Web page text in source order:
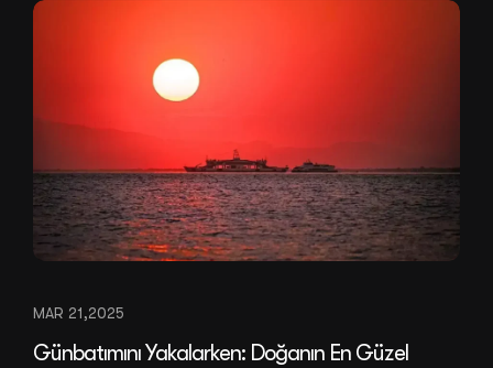
MAR 21,2025
Günbatımını Yakalarken: Doğanın En Güzel